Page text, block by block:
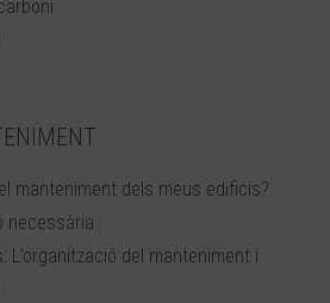
manteniment dels meus edificis?
necessària
L’organització del manteniment i